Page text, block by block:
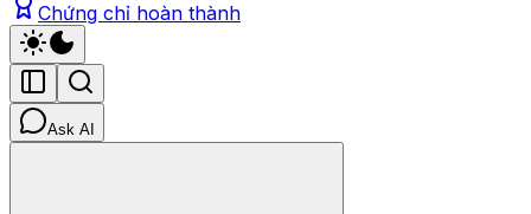
Chứng chỉ hoàn thành
Ask AI